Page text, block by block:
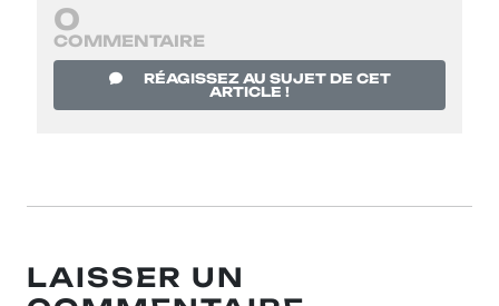
0
COMMENTAIRE
RÉAGISSEZ AU SUJET DE CET
ARTICLE !
LAISSER UN